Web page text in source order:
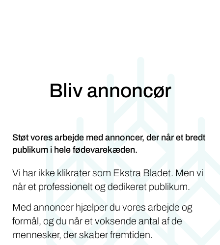
Bliv annoncør
Støt vores arbejde med annoncer, der når et bredt
publikum i hele fødevarekæden.
Vi har ikke klikrater som Ekstra Bladet. Men vi
når et professionelt og dedikeret publikum.
Med annoncer hjælper du vores arbejde og
formål, og du når et voksende antal af de
mennesker, der skaber fremtiden.